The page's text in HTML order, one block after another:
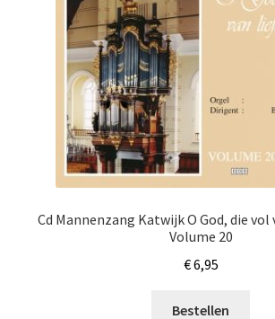
Cd Mannenzang Katwijk O God, die
Volume 20
€6,95
Bestellen